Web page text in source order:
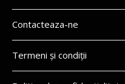
Contacteaza-ne
Termeni și condiții